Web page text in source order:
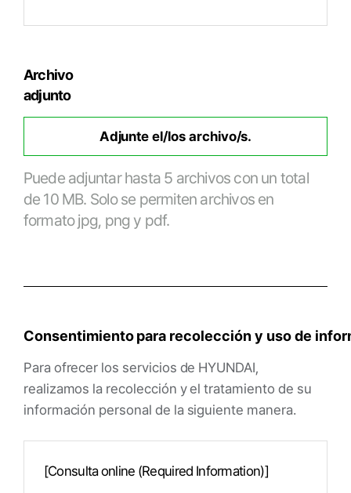
Archivo
adjunto
Adjunte el/los archivo/s.
Puede adjuntar hasta 5 archivos con un total
de 10 MB. Solo se permiten archivos en
formato jpg, png y pdf.
Consentimiento para recolección y uso de
Para ofrecer los servicios de HYUNDAI,
realizamos la recolección y el tratamiento de su
información personal de la siguiente manera.
[Consulta online (Required Information)]